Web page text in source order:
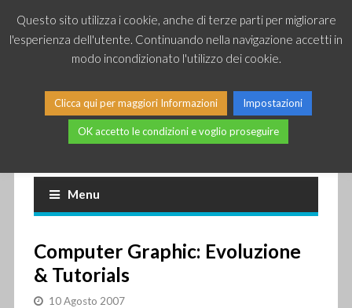
Piccole news dal mondo IT
Menu
Computer Graphic: Evoluzione
& Tutorials
10 Agosto 2007
Questo sito utilizza i cookie, anche di terze parti per migliorare
l'esperienza dell'utente. Continuando nella navigazione accetti in
modo incondizionato l'utilizzo dei cookie.
Clicca qui per maggiori Informazioni Impostazioni
OK accetto le condizioni e voglio proseguire